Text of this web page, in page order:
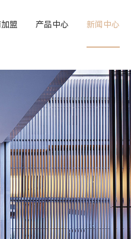
盟 产品中心 新闻中心